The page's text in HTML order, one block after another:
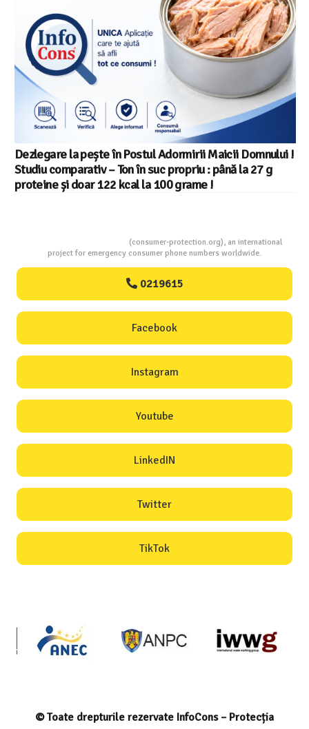
Dezlegare la pește în Postul Adormirii Maicii Domnului !
Studiu comparativ – Ton în suc propriu : până la 27 g
proteine și doar 122 kcal la 100 grame !
(consumer-protection.org), an international
project for emergency consumer phone numbers worldwide.
0219615
Facebook
Instagram
Youtube
LinkedIN
Twitter
TikTok
© Toate drepturile rezervate InfoCons – Protecția